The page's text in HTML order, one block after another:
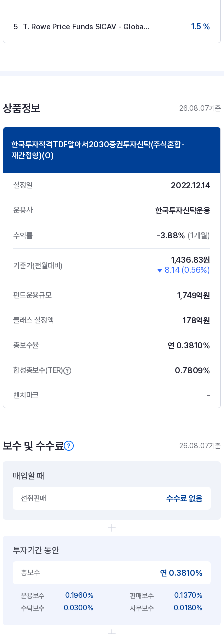
5 T. Rowe Price Funds SICAV - Global Aggre 1.5 %
상품정보 26.08.07기준
한국투자적격TDF알아서2030증권투자신탁(주식혼합-
재간접형)(O)
설정일 2022.12.14
운용사 한국투자신탁운용
수익률 -3.88% (1개월)
기준가(전월대비)
1,436.83원
8.14 (0.56%)
펀드운용규모 1,749억원
클래스 설정액 178억원
총보수율 연 0.3810%
합성총보수(TER) 0.7809%
벤치마크 -
보수 및 수수료 26.08.07기준
매입할 때
선취판매 수수료 없음
투자기간 동안
총보수 연 0.3810%
운용보수 0.1960% 판매보수
0.1370%
수탁보수
0.0300% 사무보수 0.0180%